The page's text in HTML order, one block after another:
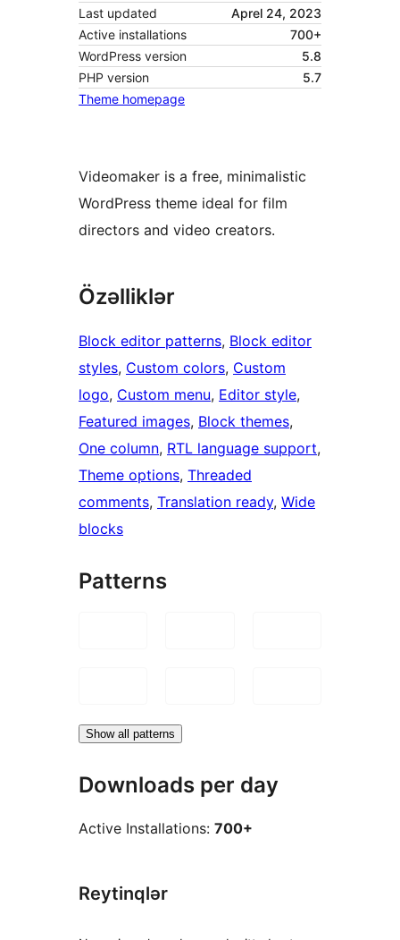
Last updated
Aprel 24, 2023
Active installations
700+
WordPress version
5.8
PHP version
5.7
Theme homepage
Videomaker is a free, minimalistic
WordPress theme ideal for film
directors and video creators.
Özəlliklər
Block editor patterns, Block editor
styles, Custom colors, Custom
logo, Custom menu, Editor style
Featured images, Block themes
One column, RTL language support
Theme options, Threaded
comments, Translation ready, Wide
blocks
Patterns
Show all patterns
Downloads per day
Active Installations: 700+
Reytinqlər